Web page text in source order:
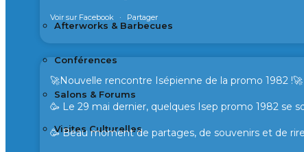
Afterworks & Barbecues
Conférences
Salons & Forums
Visites Culturelles
Voir sur Facebook · Partager
🚀Nouvelle rencontre Isépienne de la promo 1982 !🚀
🥳 Le 29 mai dernier, quelques Isep promo 1982 se
🥳 Beau moment de partages, de souvenirs et de